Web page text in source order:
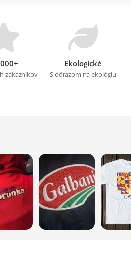
zákazníkov
Ekologické
S dôrazom na ekológiu